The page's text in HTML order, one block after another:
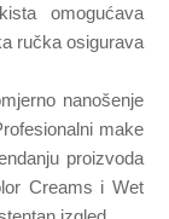
omogućava
ručka osigurava
nanošenje
make
proizvoda
Creams i Wet